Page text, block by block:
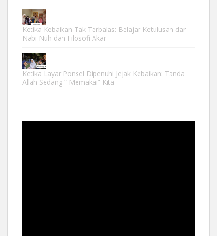
Ketika Kebaikan Tak Terbalas: Belajar Ketulusan dari
Nabi Nuh dan Filosofi Akar
Ketika Layar Ponsel Dipenuhi Jejak Kebaikan: Tanda
Allah Sedang “ Memakai” Kita